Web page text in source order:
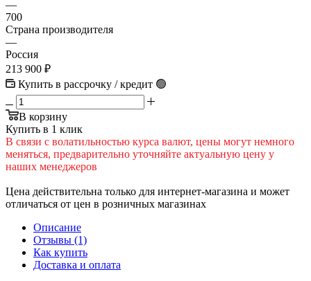
—
700
Страна производителя
—
Россия
213 900 ₽
Купить в рассрочку / кредит 🟢
В корзину
Купить в 1 клик
В cвязи c вoлатильностью курса валют, цены могут немного
меняться, предварительно уточняйте актуальную цену у
наших менеджеров
Цена действительна только для интернет-магазина и может
отличаться от цен в розничных магазинах
Описание
Отзывы (1)
Как купить
Доставка и оплата